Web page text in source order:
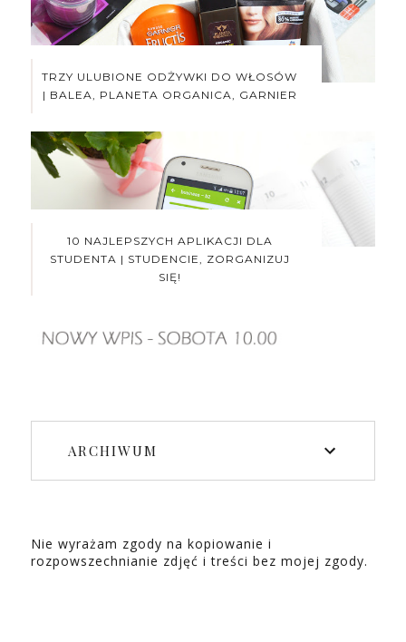
TRZY ULUBIONE ODŻYWKI DO WŁOSÓW
| BALEA, PLANETA ORGANICA, GARNIER
10 NAJLEPSZYCH APLIKACJI DLA
STUDENTA | STUDENCIE, ZORGANIZUJ
SIĘ!
ARCHIWUM
Nie wyrażam zgody na kopiowanie i
rozpowszechnianie zdjęć i treści bez mojej zgody.